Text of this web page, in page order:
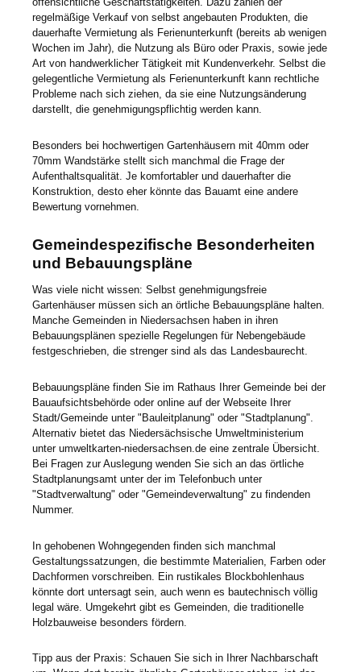
regelmäßige Verkauf von selbst angebauten Produkten, die
dauerhafte Vermietung als Ferienunterkunft (bereits ab wenigen
Wochen im Jahr), die Nutzung als Büro oder Praxis, sowie jede
Art von handwerklicher Tätigkeit mit Kundenverkehr. Selbst die
gelegentliche Vermietung als Ferienunterkunft kann rechtliche
Probleme nach sich ziehen, da sie eine Nutzungsänderung
darstellt, die genehmigungspflichtig werden kann.
Besonders bei hochwertigen Gartenhäusern mit 40mm oder
70mm Wandstärke stellt sich manchmal die Frage der
Aufenthaltsqualität. Je komfortabler und dauerhafter die
Konstruktion, desto eher könnte das Bauamt eine andere
Bewertung vornehmen.
Gemeindespezifische Besonderheiten
und Bebauungspläne
Was viele nicht wissen: Selbst genehmigungsfreie
Gartenhäuser müssen sich an örtliche Bebauungspläne halten.
Manche Gemeinden in Niedersachsen haben in ihren
Bebauungsplänen spezielle Regelungen für Nebengebäude
festgeschrieben, die strenger sind als das Landesbaurecht.
Bebauungspläne finden Sie im Rathaus Ihrer Gemeinde bei der
Bauaufsichtsbehörde oder online auf der Webseite Ihrer
Stadt/Gemeinde unter "Bauleitplanung" oder "Stadtplanung".
Alternativ bietet das Niedersächsische Umweltministerium
unter umweltkarten-niedersachsen.de eine zentrale Übersicht.
Bei Fragen zur Auslegung wenden Sie sich an das örtliche
Stadtplanungsamt unter der im Telefonbuch unter
"Stadtverwaltung" oder "Gemeindeverwaltung" zu findenden
Nummer.
In gehobenen Wohngegenden finden sich manchmal
Gestaltungssatzungen, die bestimmte Materialien, Farben oder
Dachformen vorschreiben. Ein rustikales Blockbohlenhaus
könnte dort untersagt sein, auch wenn es bautechnisch völlig
legal wäre. Umgekehrt gibt es Gemeinden, die traditionelle
Holzbauweise besonders fördern.
Tipp aus der Praxis: Schauen Sie sich in Ihrer Nachbarschaft